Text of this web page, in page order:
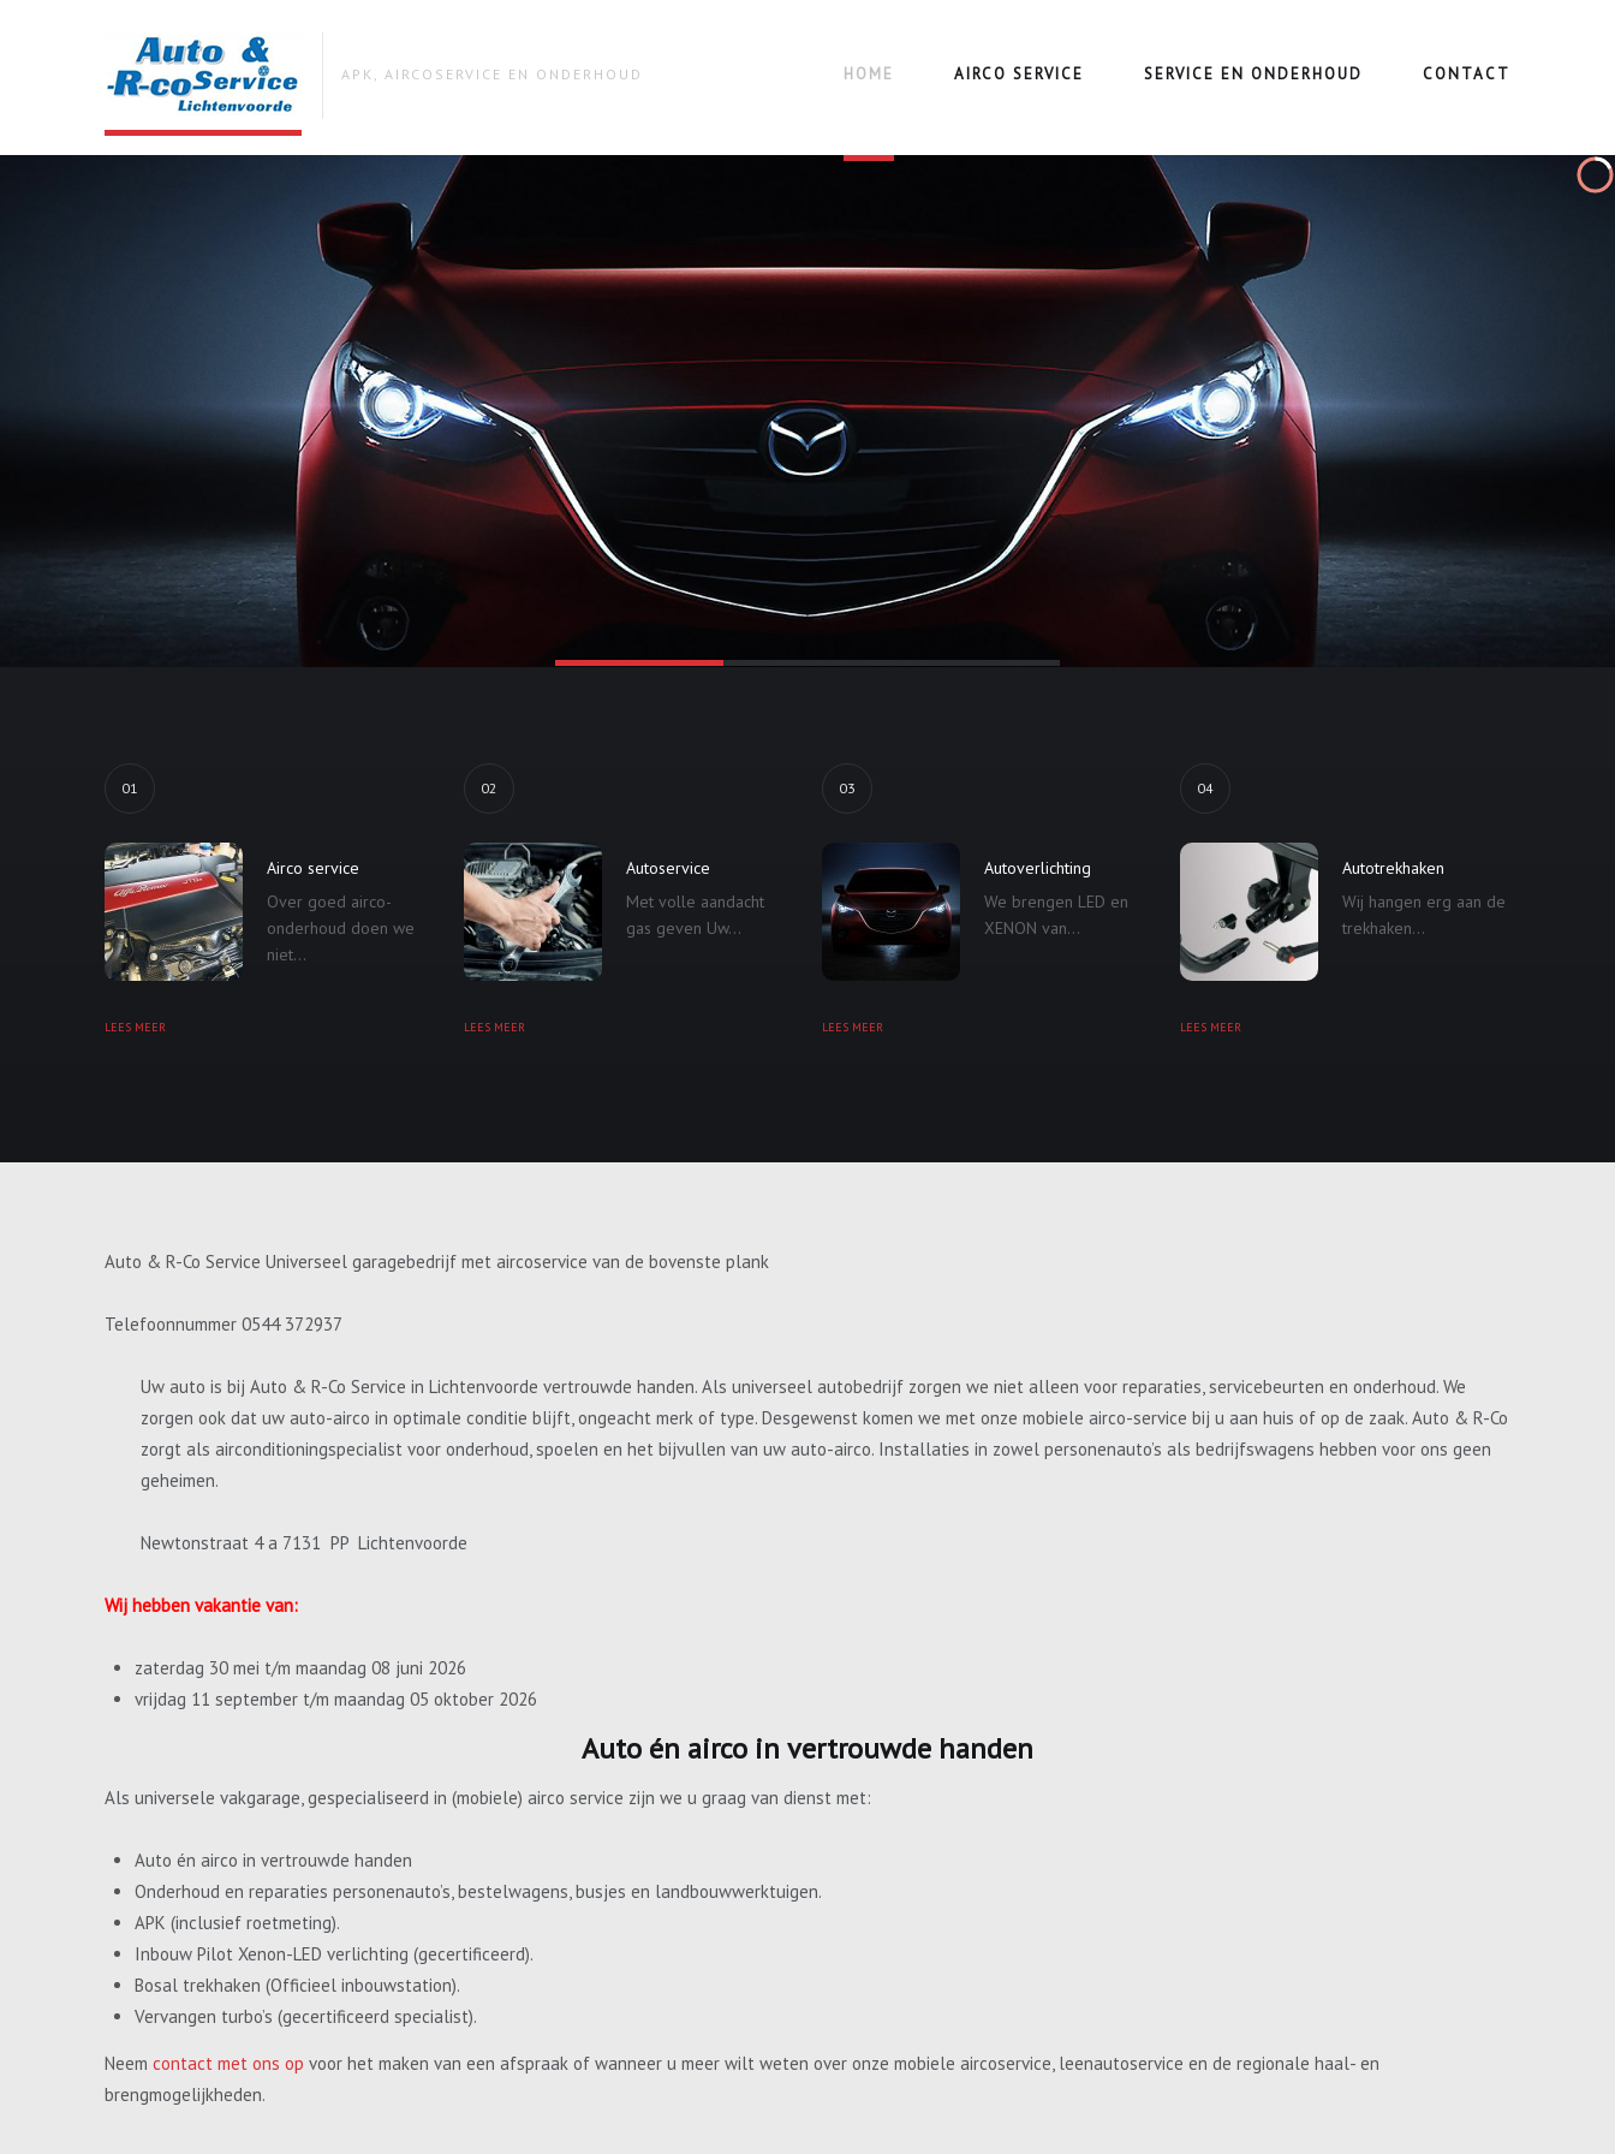
APK, AIRCOSERVICE EN ONDERHOUD HOME AIRCO SERVICE SERVICE EN ONDERHOUD CONTACT
01
Airco service
Over goed airco-
onderhoud doen we
niet...
LEES MEER
02
Autoservice
Met volle aandacht
gas geven Uw...
LEES MEER
03
Autoverlichting
We brengen LED en
XENON van...
LEES MEER
04
Autotrekhaken
Wij hangen erg aan de
trekhaken...
LEES MEER
Auto & R-Co Service Universeel garagebedrijf met aircoservice van de bovenste plank
Telefoonnummer 0544 372937
Uw auto is bij Auto & R-Co Service in Lichtenvoorde vertrouwde handen. Als universeel autobedrijf zorgen we niet alleen voor reparaties, servicebeurten en onderhoud. We
zorgen ook dat uw auto-airco in optimale conditie blijft, ongeacht merk of type. Desgewenst komen we met onze mobiele airco-service bij u aan huis of op de zaak. Auto & R-Co
zorgt als airconditioningspecialist voor onderhoud, spoelen en het bijvullen van uw auto-airco. Installaties in zowel personenauto’s als bedrijfswagens hebben voor ons geen
geheimen.
Newtonstraat 4 a 7131 PP Lichtenvoorde
Wij hebben vakantie van:
zaterdag 30 mei t/m maandag 08 juni 2026
vrijdag 11 september t/m maandag 05 oktober 2026
Auto én airco in vertrouwde handen
Als universele vakgarage, gespecialiseerd in (mobiele) airco service zijn we u graag van dienst met:
Auto én airco in vertrouwde handen
Onderhoud en reparaties personenauto’s, bestelwagens, busjes en landbouwwerktuigen.
APK (inclusief roetmeting).
Inbouw Pilot Xenon-LED verlichting (gecertificeerd).
Bosal trekhaken (Officieel inbouwstation).
Vervangen turbo’s (gecertificeerd specialist).
Neem contact met ons op voor het maken van een afspraak of wanneer u meer wilt weten over onze mobiele aircoservice, leenautoservice en de regionale haal- en
brengmogelijkheden.